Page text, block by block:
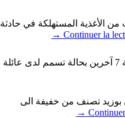
من الأغذية المستهلكة في حادثة
Continuer la
→
أكد النائب عن مجلس الشعب الڨمودي المستوري في تصريح لإذاعة جوهرة أف أم صباح اليوم الجمعة، وفاة شخصين وإصابة 7 آخرين بحالة تسمم لدى عائلة
بوزيد تصنف من خفيفة الى
→